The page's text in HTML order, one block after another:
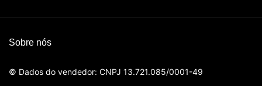
Sobre nós
© Dados do vendedor: CNPJ 13.721.085/0001-49